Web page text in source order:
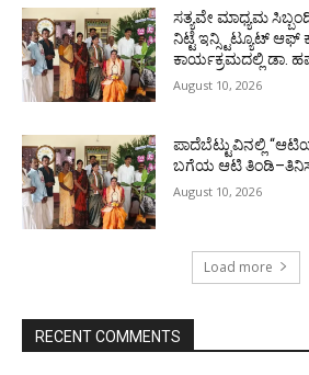
ಸತ್ಯವೇ ಮಾಧ್ಯಮ
ನಿಟ್ಟೆ ಇನ್ಸ್ಟಿಟ್ಯೂಟ್ ಆಫ್
ಕಾರ್ಯಕ್ರಮದಲ್ಲಿ ಡಾ.
August 10, 2026
ಪಾದೆಬೆಟ್ಟುವಿನಲ್ಲಿ
ಬಗೆಯ ಆಟಿ
August 10, 2026
Load more
RECENT COMMENTS